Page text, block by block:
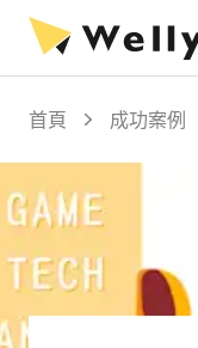
首頁 成功案例